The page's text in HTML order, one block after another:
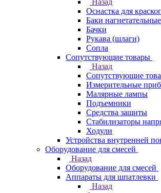
Назад
Оснастка для
Баки нагнетательные
Бачки
Рукава (шлаги)
Сопла
Сопутствующие товары
Назад
Сопутствующие
Измерительные
Малярные лампы
Подъемники
Средства защиты
Стабилизаторы
Ходули
Устройства внутренней
Оборудование для смесей
Назад
Оборудование для смесей
Аппараты для шпатлевки
Назад